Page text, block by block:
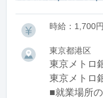
時給：1,700円
東京都港区
東京メトロ
東京メトロ
■就業場所